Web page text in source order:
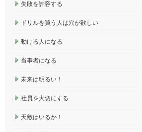
失敗を許容する
ドリルを買う人は穴が欲しい
動ける人になる
当事者になる
未来は明るい！
社員を大切にする
天敵はいるか！